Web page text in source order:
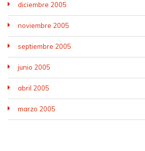
diciembre 2005
noviembre 2005
septiembre 2005
junio 2005
abril 2005
marzo 2005